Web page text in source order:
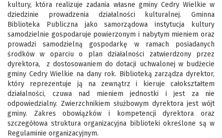
kultury, która realizuje zadania własne gminy Cedry Wielkie w
dziedzinie prowadzenia działalności kulturalnej. Gminna
Biblioteka Publiczna jako samorządowa instytucja kultury
samodzielnie gospodaruje powierzonym i nabytym mieniem oraz
prowadzi samodzielną gospodarkę w ramach posiadanych
środków w oparciu o plan działalności zatwierdzony przez
dyrektora, z dostosowaniem do dotacji uchwalonej w budżecie
gminy Cedry Wielkie na dany rok. Biblioteką zarządza dyrektor,
który reprezentuje ją na zewnątrz i kieruje całokształtem
działalności, czuwa nad mieniem jednostki i jest za nie
odpowiedzialny. Zwierzchnikiem służbowym dyrektora jest wójt
gminy. Zakres obowiązków i kompetencji dyrektora oraz
szczegółowa struktura organizacyjna biblioteki określone są w
Regulaminie organizacyjnym.